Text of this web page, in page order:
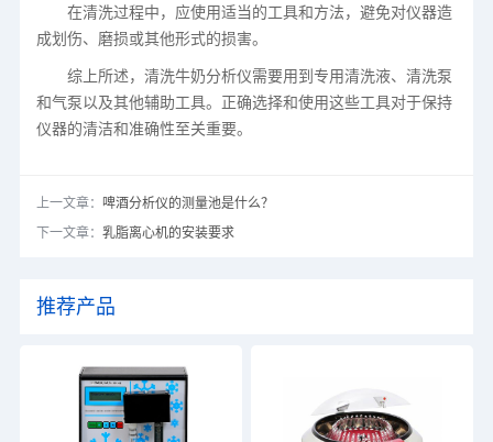
在清洗过程中，应使用适当的工具和方法，避免对仪器造
成划伤、磨损或其他形式的损害。
综上所述，清洗牛奶分析仪需要用到专用清洗液、清洗泵
和气泵以及其他辅助工具。正确选择和使用这些工具对于保持
仪器的清洁和准确性至关重要。
上一文章： 啤酒分析仪的测量池是什么？
下一文章： 乳脂离心机的安装要求
推荐产品